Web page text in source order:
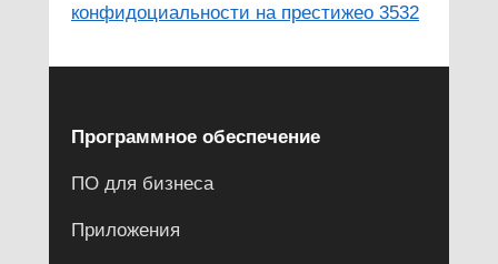
конфидоциальности на престижео 3532
Программное обеспечение
ПО для бизнеса
Приложения